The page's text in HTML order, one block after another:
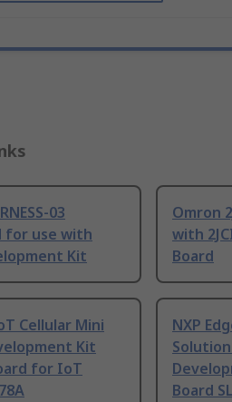
03
for use with
Kit
Omron
with
Board
Cellular Mini
Kit
for IoT
NXP
Board